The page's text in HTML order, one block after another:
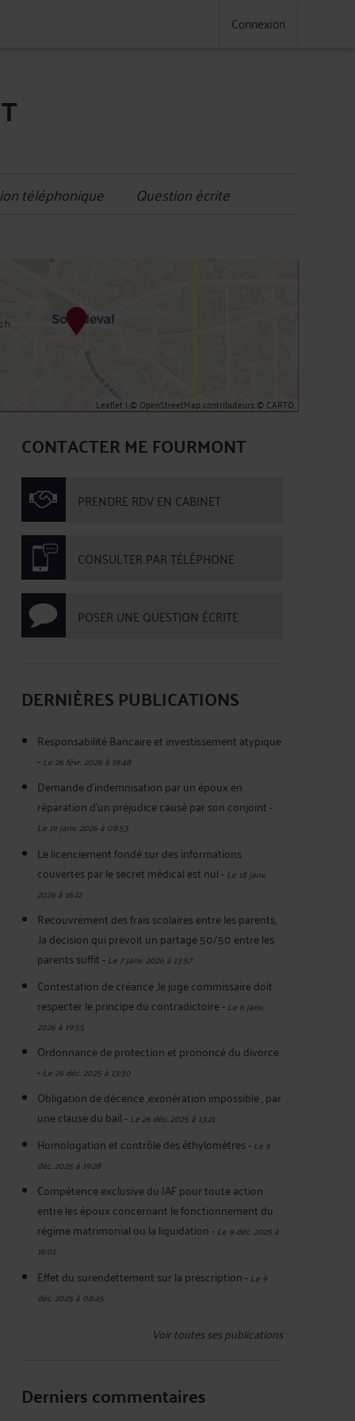
Connexion
téléphonique Question écrite
Leaflet | ©OpenStreetMapcontributeurs ©CARTO
CONTACTER ME FOURMONT
PRENDRE RDV EN CABINET
CONSULTER PAR TÉLÉPHONE
POSER UNE QUESTION ÉCRITE
DERNIÈRES PUBLICATIONS
Responsabilité Bancaire et investissement atypique
-Le 26 févr. 2026 à 19:48
Demande d'indemnisation par un époux en
réparation d'un préjudice causé par son conjoint-
Le 19 janv. 2026 à 08:53
Le licenciement fondé sur des informations
couvertes par le secret médical est nul-Le 18 janv.
2026 à 16:12
Recouvrement des frais scolaires entre les parents,
,la décision qui prévoit un partage 50/50 entre les
parents suffit-Le 7 janv. 2026 à 13:57
Contestation de créance ,le juge commissaire doit
respecter le principe du contradictoire-Le 6 janv.
2026 à 19:55
Ordonnance de protection et prononcé du divorce
-Le 26 déc. 2025 à 13:30
Obligation de décence ,exonération impossible , par
une clause du bail-Le 26 déc. 2025 à 13:21
Homologation et contrôle des éthylomètres-Le 9
déc. 2025 à 19:28
Compétence exclusive du JAF pour toute action
entre les époux concernant le fonctionnement du
régime matrimonial ou la liquidation-Le 9 déc. 2025 à
16:01
Effet du surendettement sur la prescription-Le 9
déc. 2025 à 08:45
Voir toutes ses publications
Derniers commentaires